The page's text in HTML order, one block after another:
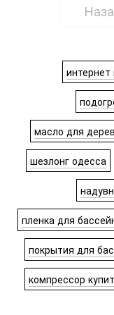
интернет
масло для
шезлонг одесса
пленка для
покрытия для
компрессор